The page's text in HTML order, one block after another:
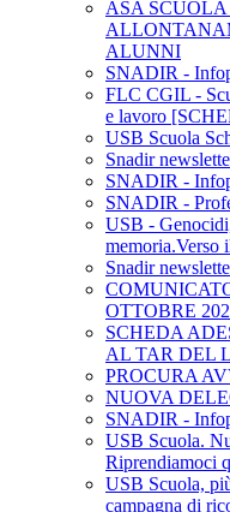
ASA
ALUNNI
SNADIR -
FLC CGIL -
e lavoro
USB Scuola
Snadir
SNADIR -
SNADIR -
USB -
memoria.Verso
Snadir
OTTOBRE
SCHEDA
AL TAR DEL
PROCURA
NUOVA
SNADIR -
USB Scuola.
Riprendiamoci
USB Scuola,
campagna di